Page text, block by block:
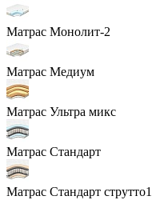
Матрас Монолит-2
Матрас Медиум
Матрас Ультра микс
Матрас Стандарт
Матрас Стандарт струтто1